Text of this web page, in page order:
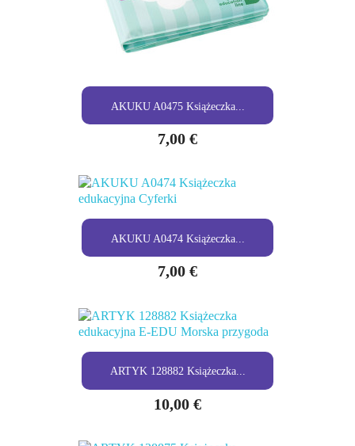
AKUKU A0475 Książeczka...
7,00 €
AKUKU A0474 Książeczka...
7,00 €
ARTYK 128882 Książeczka...
10,00 €